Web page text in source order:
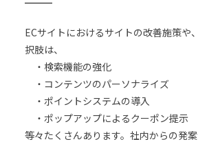
ECサイトにおけるサイトの改善施策や
択肢は、
・検索機能の強化
・コンテンツのパーソナライズ
・ポイントシステムの導入
・ポップアップによるクーポン提示
等々たくさんあります。社内からの発